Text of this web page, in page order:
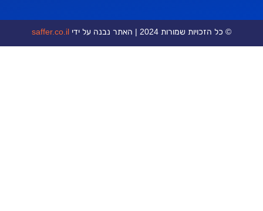
שמורות 2024 | האתר נבנה על ידי saffer.co.il